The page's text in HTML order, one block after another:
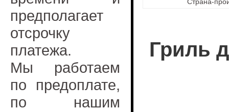
предполагает
отсрочку
платежа.
Мы работаем
по предоплате,
по нашим
Гриль